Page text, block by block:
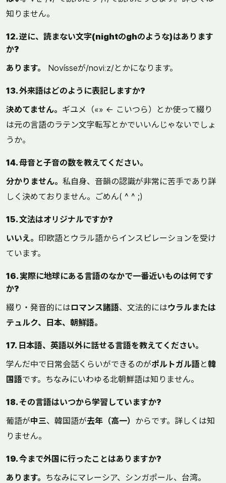
知りません。
12. 逆に、読まない文字(nightのghのような)はあります
か?
あります。
Novísseが/noviːz/とかになります。
13. 外来語はどのように表記しますか?
決めてません。 ギユメ（«» ← こいつら）とか使って綴り
は元の言語のラテン文字転写とかでいいんじゃないでしょ
うか。
14. 母音と子音の数を教えてください。
分かりません。 私自身、音韻の認識が非常に苦手であり詳
しく決めておりません。ごめん( ^ ^ ;)
15. 文法はオリジナルですか?
いいえ。 印欧語とウラル語からインスピレーションを受け
ています。
16. 実際に地球にある言語のなかで一番近いものは何です
か?
綴り・発音的にはロマンス諸語、文法的にはウラルまたは
テュルク、日本、朝鮮語。
17. 日本語、英語以外に話せる言語を教えてください。
学んだ中で日常会話くらいができるのがポルトガル語と韓
国語です。ちなみにいわゆる北朝鮮語は知りません。
18. その言語はいつから学習していますか?
葡語が中三、韓国語が去年（高一） からです。詳しくは知
りません。
19. 今まで外国に行ったことはありますか?
あります。 ちなみにマレーシア、シンガポール、台湾。